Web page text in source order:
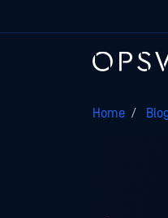
Home /